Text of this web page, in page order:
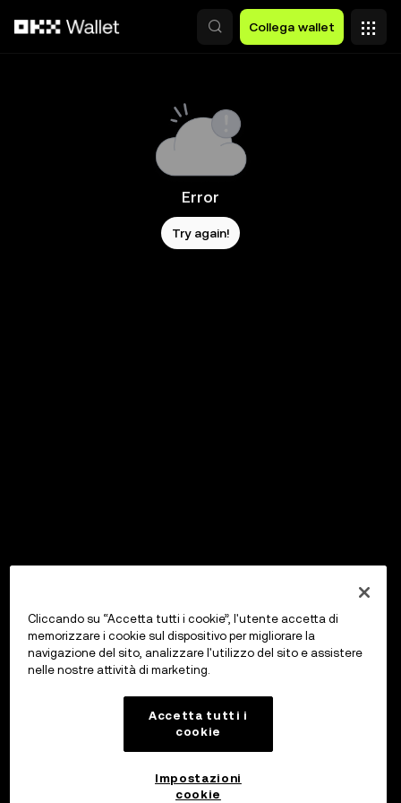
Collega wallet
Error
Try again!
Cliccando su “Accetta tutti i cookie”, l'utente accetta di
memorizzare i cookie sul dispositivo per migliorare la
navigazione del sito, analizzare l'utilizzo del sito e assistere
nelle nostre attività di marketing.
Accetta tutti i
cookie
Impostazioni
cookie